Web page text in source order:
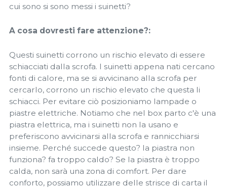
cui sono si sono messi i suinetti?
A cosa dovresti fare attenzione?:
Questi suinetti corrono un rischio elevato di essere
schiacciati dalla scrofa. I suinetti appena nati cercano
fonti di calore, ma se si avvicinano alla scrofa per
cercarlo, corrono un rischio elevato che questa li
schiacci. Per evitare ciò posizioniamo lampade o
piastre elettriche. Notiamo che nel box parto c'è una
piastra elettrica, ma i suinetti non la usano e
preferiscono avvicinarsi alla scrofa e rannicchiarsi
insieme. Perché succede questo? la piastra non
funziona? fa troppo caldo? Se la piastra è troppo
calda, non sarà una zona di comfort. Per dare
conforto, possiamo utilizzare delle strisce di carta il